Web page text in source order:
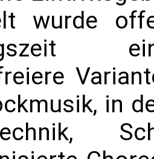
wurde
in